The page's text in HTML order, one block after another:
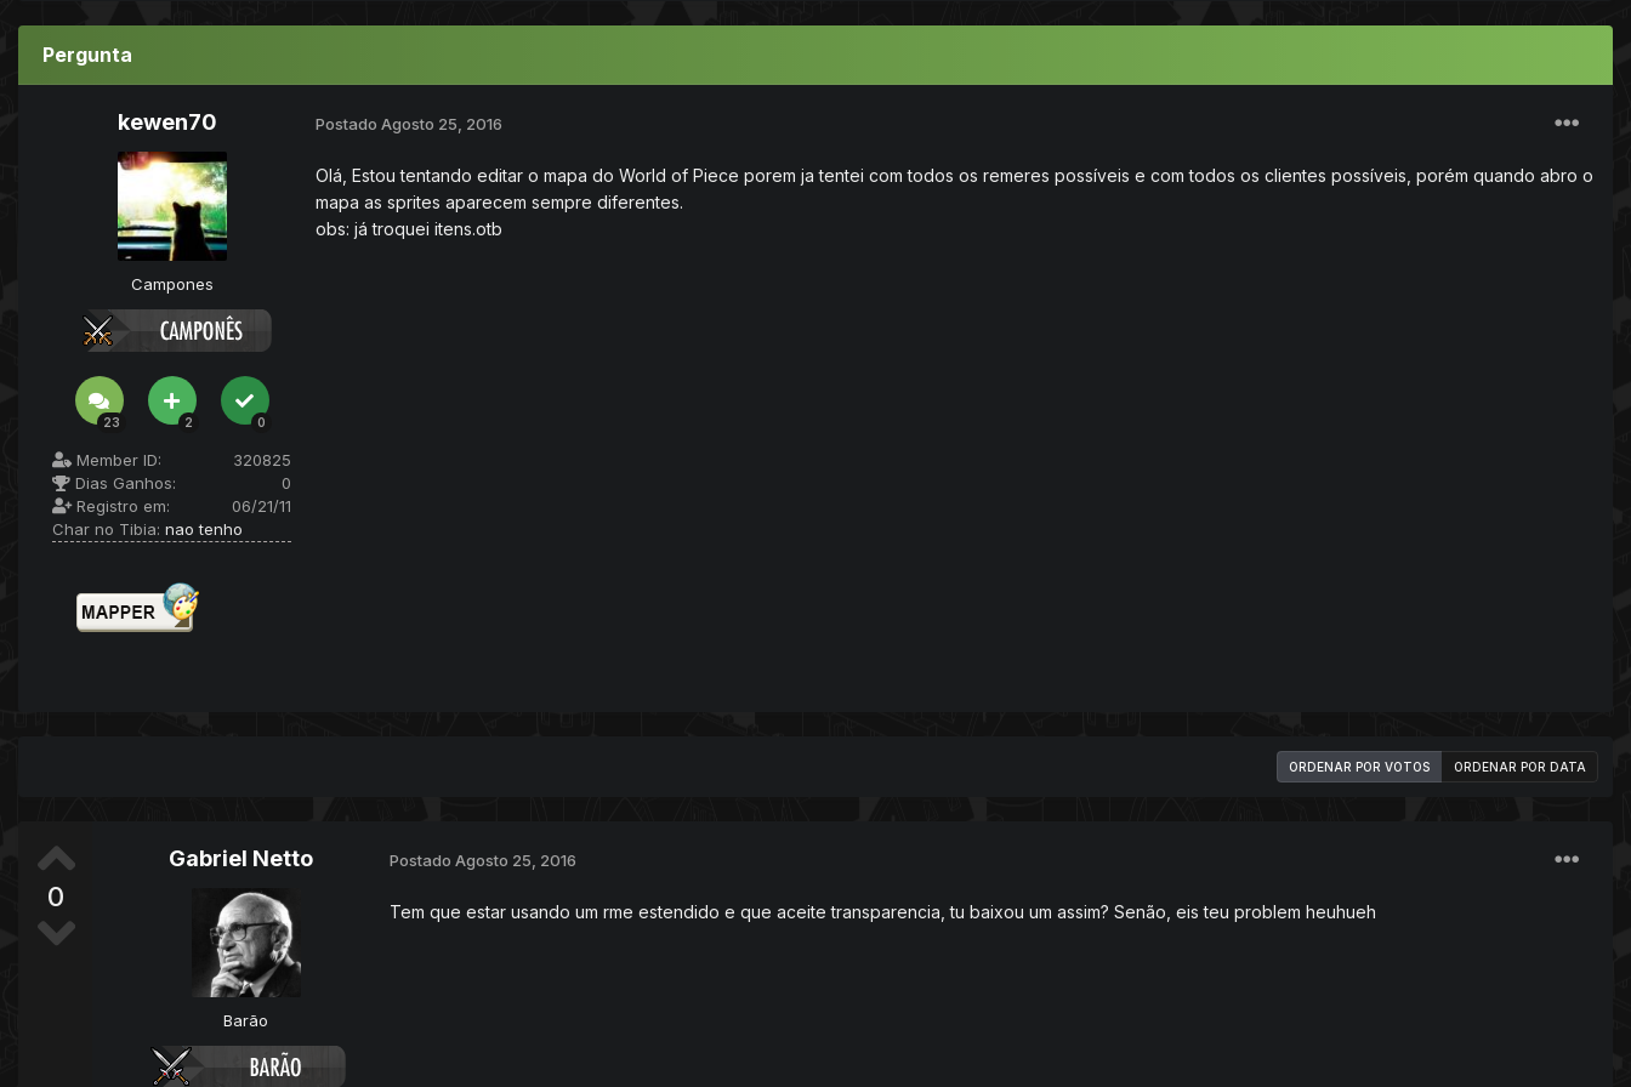
Pergunta
kewen70
Campones
23 2 0
Member ID:
320825
Dias Ganhos:
0
Registro em:
06/21/11
Char no Tibia: nao tenho
Postado Agosto 25, 2016
Olá, Estou tentando editar o mapa do World of Piece porem ja tentei com todos os remeres possíveis e com todos os clientes possíveis, porém quando abro o
mapa as sprites aparecem sempre diferentes.
obs: já troquei itens.otb
ORDENAR POR VOTOS ORDENAR POR DATA
0
Gabriel Netto
Barão
Postado Agosto 25, 2016
Tem que estar usando um rme estendido e que aceite transparencia, tu baixou um assim? Senão, eis teu problem heuhueh